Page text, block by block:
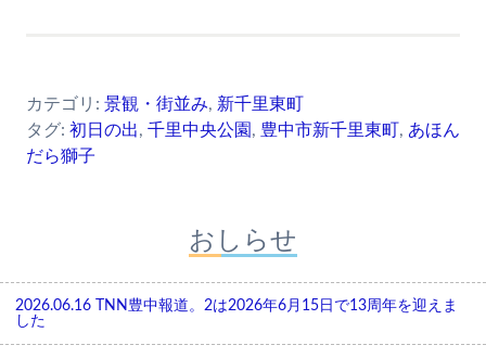
カテゴリ: 景観・街並み, 新千里東町
タグ: 初日の出, 千里中央公園 , 豊中市新千里東町, あほん
だら獅子
おしらせ
2026.06.16
TNN豊中報道。2は2026年6月15日で13周年を迎えま
した